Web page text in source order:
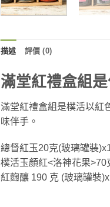
描述 評價 (0)
滿堂紅禮盒組是
滿堂紅禮盒組是樸活以紅
味伴手。
總督紅玉20克(玻璃罐裝
樸活玉顏紅<洛神花果>70
紅麴釀 190 克 (玻璃罐裝